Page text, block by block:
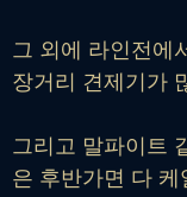
그 외에 라인전에
장거리 견제기가
그리고 말파이트
은 후반가면 다